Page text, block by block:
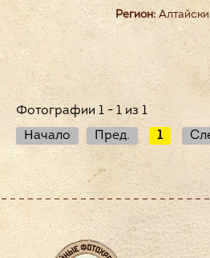
Регион:
Фотографии 1 - 1 из 1
Начало
Пред. 1